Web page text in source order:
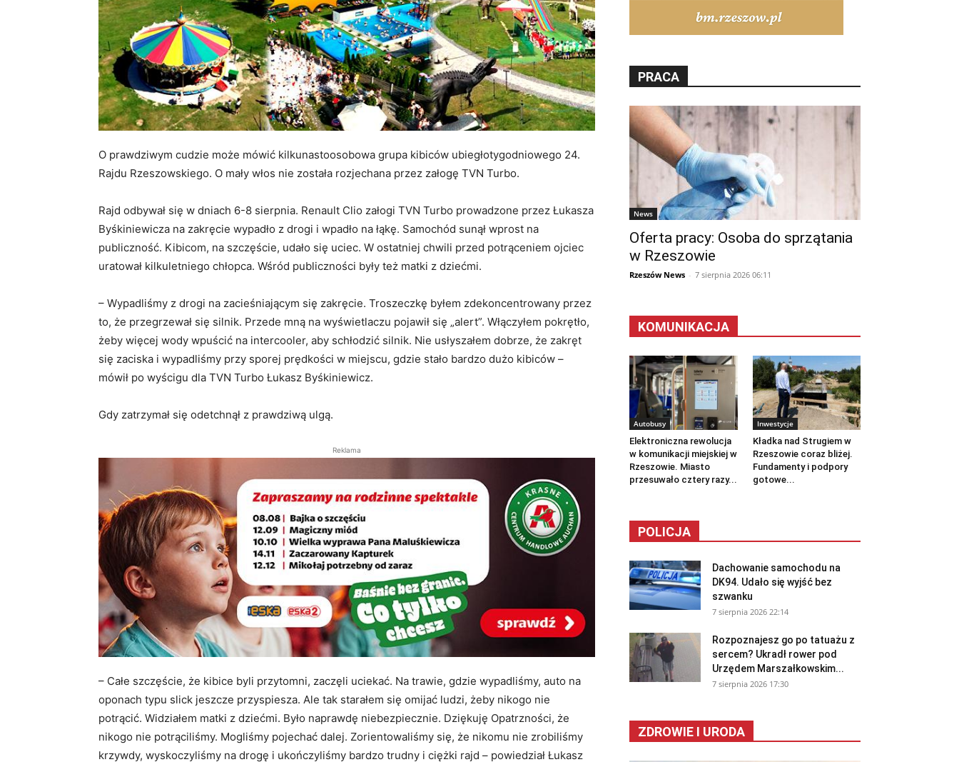
O prawdziwym cudzie może mówić kilkunastoosobowa grupa kibiców ubiegłotygodniowego 24.
Rajdu Rzeszowskiego. O mały włos nie została rozjechana przez załogę TVN Turbo.
Rajd odbywał się w dniach 6-8 sierpnia. Renault Clio załogi TVN Turbo prowadzone przez Łukasza
Byśkiniewicza na zakręcie wypadło z drogi i wpadło na łąkę. Samochód sunął wprost na
publiczność. Kibicom, na szczęście, udało się uciec. W ostatniej chwili przed potrąceniem ojciec
uratował kilkuletniego chłopca. Wśród publiczności były też matki z dziećmi.
– Wypadliśmy z drogi na zacieśniającym się zakręcie. Troszeczkę byłem zdekoncentrowany przez
to, że przegrzewał się silnik. Przede mną na wyświetlaczu pojawił się „alert”. Włączyłem pokrętło,
żeby więcej wody wpuścić na intercooler, aby schłodzić silnik. Nie usłyszałem dobrze, że zakręt
się zaciska i wypadliśmy przy sporej prędkości w miejscu, gdzie stało bardzo dużo kibiców –
mówił po wyścigu dla TVN Turbo Łukasz Byśkiniewicz.
Gdy zatrzymał się odetchnął z prawdziwą ulgą.
Reklama
– Całe szczęście, że kibice byli przytomni, zaczęli uciekać. Na trawie, gdzie wypadliśmy, auto na
oponach typu slick jeszcze przyspiesza. Ale tak starałem się omijać ludzi, żeby nikogo nie
potrącić. Widziałem matki z dziećmi. Było naprawdę niebezpiecznie. Dziękuję Opatrzności, że
nikogo nie potrąciliśmy. Mogliśmy pojechać dalej. Zorientowaliśmy się, że nikomu nie zrobiliśmy
krzywdy, wyskoczyliśmy na drogę i ukończyliśmy bardzo trudny i ciężki rajd – powiedział Łukasz
PRACA
News
Oferta pracy: Osoba do sprzątania
w Rzeszowie
Rzeszów News - 7 sierpnia 2026 06:11
KOMUNIKACJA
Autobusy
Elektroniczna rewolucja
w komunikacji miejskiej w
Rzeszowie. Miasto
przesuwało cztery razy...
Inwestycje
Kładka nad Strugiem w
Rzeszowie coraz bliżej.
Fundamenty i podpory
gotowe...
POLICJA
Dachowanie samochodu na
DK94. Udało się wyjść bez
szwanku
7 sierpnia 2026 22:14
Rozpoznajesz go po tatuażu z
sercem? Ukradł rower pod
Urzędem Marszałkowskim...
7 sierpnia 2026 17:30
ZDROWIE I URODA